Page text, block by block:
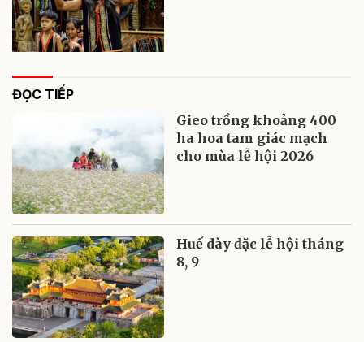
ĐỌC TIẾP
Gieo trồng khoảng 400
ha hoa tam giác mạch
cho mùa lễ hội 2026
Huế dày đặc lễ hội tháng
8, 9